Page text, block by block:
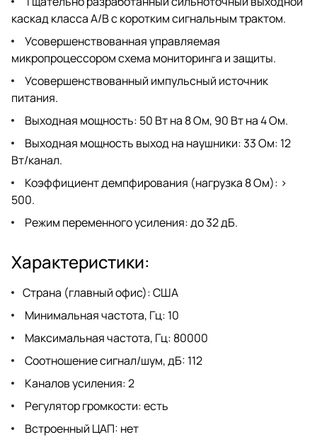
каскад класса A/B с коротким сигнальным трактом.
Усовершенствованная управляемая
микропроцессором схема мониторинга и защиты.
Усовершенствованный импульсный источник
питания.
Выходная мощность: 50 Вт на 8 Ом, 90 Вт на 4 Ом.
Выходная мощность выход на наушники: 33 Ом: 12
Вт/канал.
Коэффициент демпфирования (нагрузка 8 Ом): >
500.
Режим переменного усиления: до 32 дБ.
Характеристики:
Страна (главный офис): США
Минимальная частота, Гц: 10
Максимальная частота, Гц: 80000
Соотношение сигнал/шум, дБ: 112
Каналов усиления: 2
Регулятор громкости: есть
Встроенный ЦАП: нет